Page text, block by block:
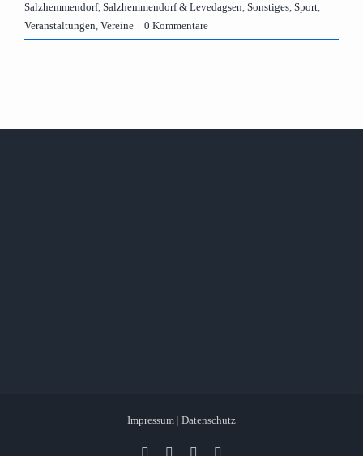
Salzhemmendorf, Salzhemmendorf & Levedagsen, Sonstiges, Sport,
Veranstaltungen, Vereine | 0 Kommentare
Impressum | Datenschutz
Facebook Instagram